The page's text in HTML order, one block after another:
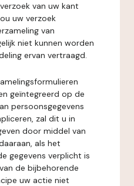
van uw kant
uw verzoek
van
niet kunnen worden
ervan vertraagd.
geïntegreerd op de
persoonsgegevens
zal dit u in
door middel van
als het
gegevens verplicht is
de bijbehorende
uw actie niet